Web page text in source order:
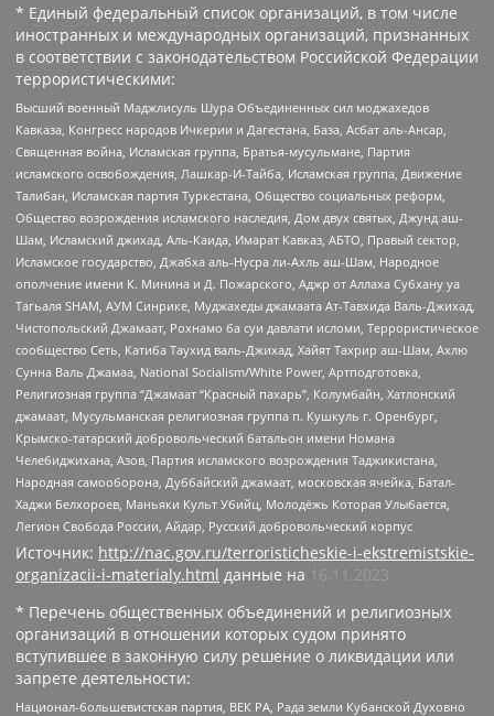
* Единый федеральный список организаций, в том числе
иностранных и международных организаций, признанных
в соответствии с законодательством Российской Федерации
террористическими:
Высший военный Маджлисуль Шура Объединенных сил моджахедов
Кавказа, Конгресс народов Ичкерии и Дагестана, База, Асбат аль-Ансар,
Священная война, Исламская группа, Братья-мусульмане, Партия
исламского освобождения, Лашкар-И-Тайба, Исламская группа, Движение
Талибан, Исламская партия Туркестана, Общество социальных реформ,
Общество возрождения исламского наследия, Дом двух святых, Джунд аш-
Шам, Исламский джихад, Аль-Каида, Имарат Кавказ, АБТО, Правый сектор,
Исламское государство, Джабха аль-Нусра ли-Ахль аш-Шам, Народное
ополчение имени К. Минина и Д. Пожарского, Аджр от Аллаха Субхану уа
Тагьаля SHAM, АУМ Синрике, Муджахеды джамаата Ат-Тавхида Валь-Джихад,
Чистопольский Джамаат, Рохнамо ба суи давлати исломи, Террористическое
сообщество Сеть, Катиба Таухид валь-Джихад, Хайят Тахрир аш-Шам, Ахлю
Сунна Валь Джамаа, National Socialism/White Power, Артподготовка,
Религиозная группа “Джамаат “Красный пахарь”, Колумбайн, Хатлонский
джамаат, Мусульманская религиозная группа п. Кушкуль г. Оренбург,
Крымско-татарский добровольческий батальон имени Номана
Челебиджихана, Азов, Партия исламского возрождения Таджикистана,
Народная самооборона, Дуббайский джамаат, московская ячейка, Батал-
Хаджи Белхороев, Маньяки Культ Убийц, Молодёжь Которая Улыбается,
Легион Свобода России, Айдар, Русский добровольческий корпус
Источник: http://nac.gov.ru/terroristicheskie-i-ekstremistskie-
organizacii-i-materialy.html данные на
16.11.2023
* Перечень общественных объединений и религиозных
организаций в отношении которых судом принято
вступившее в законную силу решение о ликвидации или
запрете деятельности:
Национал-большевистская партия, ВЕК РА, Рада земли Кубанской Духовно